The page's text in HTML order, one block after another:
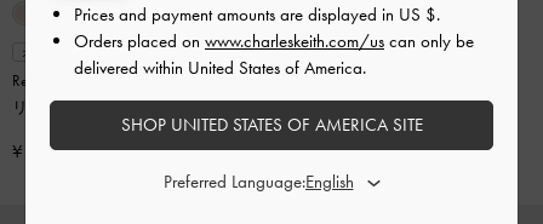
オンライン限定
Reese リース ボウ トップハンドル
リスレット-スモーキーブルー
¥ 7,900
Rey レイ ハートチャーム-クリー
ム
¥ 5,900
Prices and payment amounts are displayed in US $.
Orders placed on www.charleskeith.com/us can only be
delivered within United States of America.
SHOP UNITED STATES OF AMERICA SITE
Preferred Language: